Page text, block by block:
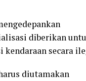
diberikan
secara
diutamakan